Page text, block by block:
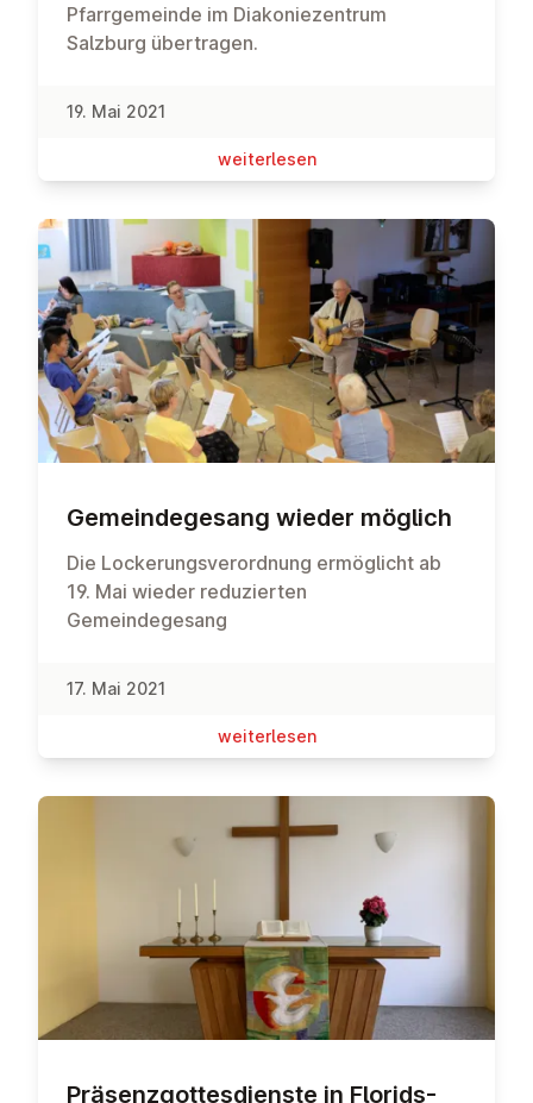
Pfarrgemeinde im Diakoniezentrum
Salzburg übertragen.
19. Mai 2021
wei­ter­le­sen
Ge­mein­de­ge­sang wieder möglich
Die Lockerungsverordnung ermöglicht ab
19. Mai wieder reduzierten
Gemeindegesang
17. Mai 2021
wei­ter­le­sen
Prä­senz­got­tes­diens­te in Flo­rids­